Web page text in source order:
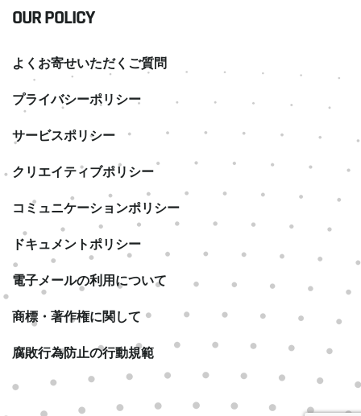
OUR POLICY
よくお寄せいただくご質問
プライバシーポリシー
サービスポリシー
クリエイティブポリシー
コミュニケーションポリシー
ドキュメントポリシー
電子メールの利用について
商標・著作権に関して
腐敗行為防止の行動規範